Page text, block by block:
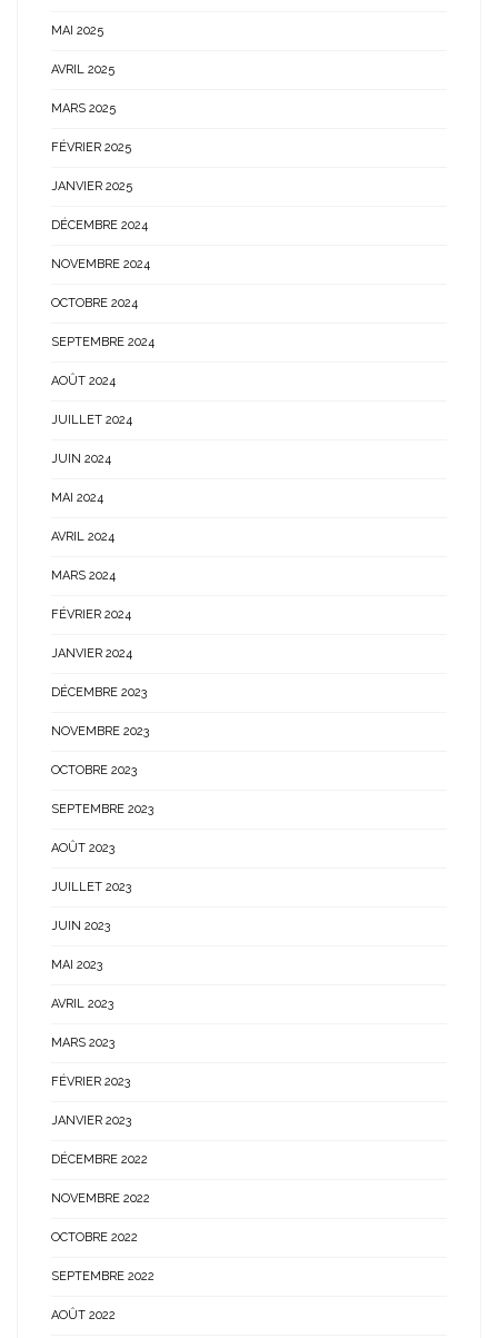
MAI 2025
AVRIL 2025
MARS 2025
FÉVRIER 2025
JANVIER 2025
DÉCEMBRE 2024
NOVEMBRE 2024
OCTOBRE 2024
SEPTEMBRE 2024
AOÛT 2024
JUILLET 2024
JUIN 2024
MAI 2024
AVRIL 2024
MARS 2024
FÉVRIER 2024
JANVIER 2024
DÉCEMBRE 2023
NOVEMBRE 2023
OCTOBRE 2023
SEPTEMBRE 2023
AOÛT 2023
JUILLET 2023
JUIN 2023
MAI 2023
AVRIL 2023
MARS 2023
FÉVRIER 2023
JANVIER 2023
DÉCEMBRE 2022
NOVEMBRE 2022
OCTOBRE 2022
SEPTEMBRE 2022
AOÛT 2022